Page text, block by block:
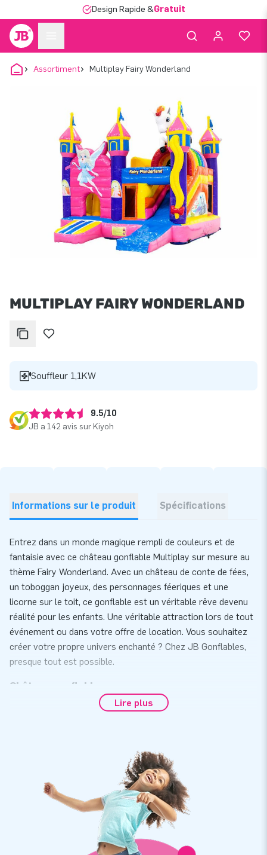
Design Rapide &Gratuit
Assortiment Multiplay Fairy Wonderland
MULTIPLAY FAIRY WONDERLAND
Souffleur 1,1KW
9.5/10
JB a 142 avis sur Kiyoh
Informations sur le produit Spécifications
Entrez dans un monde magique rempli de couleurs et de
fantaisie avec ce château gonflable Multiplay sur mesure au
thème Fairy Wonderland. Avec un château de conte de fées,
un toboggan joyeux, des personnages féeriques et une
licorne sur le toit, ce gonflable est un véritable rêve devenu
réalité pour les enfants. Une véritable attraction lors de tout
événement ou dans votre offre de location. Vous souhaitez
créer votre propre univers enchanté ? Chez JB Gonflables,
presque tout est possible.
Château gonflable sur mesure
Vous souhaitez toucher un public jeune - ainsi que leurs
personnalisation, dans les couleurs de votre entreprise est
un excellent outil pour vous mettre en valeur.
Souhaitez-vous obtenir plus d'informations sur un château
gonflable personnalisé? Dans ce cas, veuillez nous
Lire plus